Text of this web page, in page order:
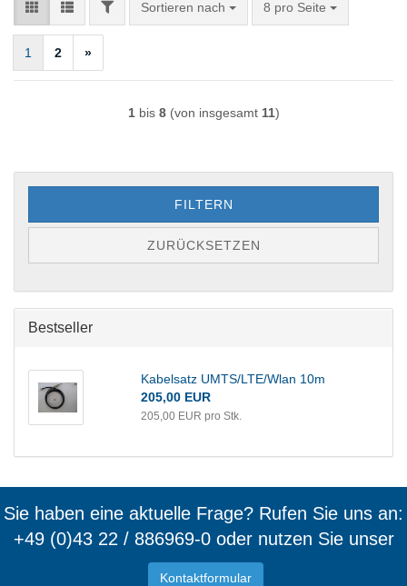
FILTERSortieren nach
Sortieren nach 8 pro Seite
pro Seite
1 2 »
1bis 8(von insgesamt 11)
FILTERN
ZURÜCKSETZEN
Bestseller
Kabelsatz UMTS/LTE/Wlan 10m
205,00 EUR
205,00 EUR pro Stk.
Sie haben eine aktuelle Frage? Rufen Sie uns an:
+49 (0)43 22 / 886969-0 oder nutzen Sie unser
Kontaktformular